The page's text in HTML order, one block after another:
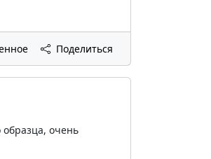
Поделиться
образца, очень